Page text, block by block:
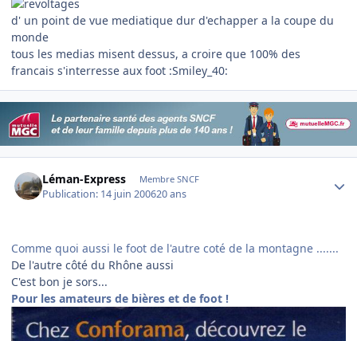
d' un point de vue mediatique dur d'echapper a la coupe du
monde
tous les medias misent dessus, a croire que 100% des
francais s'interresse aux foot :Smiley_40:
Léman-Express Membre SNCF
Publication: 14 juin 200620 ans
Comme quoi aussi le foot de l'autre coté de la montagne .......
De l'autre côté du Rhône aussi
C'est bon je sors...
Pour les amateurs de bières et de foot !